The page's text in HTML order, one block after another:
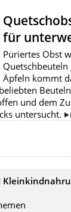
für
Püriertes Obst
Quetschbeuteln
Äpfeln kommt
und dem
untersucht.